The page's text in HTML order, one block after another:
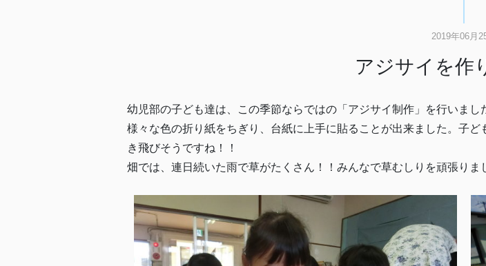
2019年06月
アジサイを作
幼児部の子ども達は、この季節ならではの「アジサイ制作」を行いまし
様々な色の折り紙をちぎり、台紙に上手に貼ることが出来ました。子
き飛びそうですね！！
畑では、連日続いた雨で草がたくさん！！みんなで草むしりを頑張りま